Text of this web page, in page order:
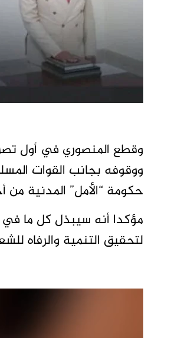
وقطع المنصوري في أول
ووقوفه بجانب القوات
حكومة “الأمل” المدنية
مؤكدا أنه سيبذل كل ما في
لتحقيق التنمية والرفاه